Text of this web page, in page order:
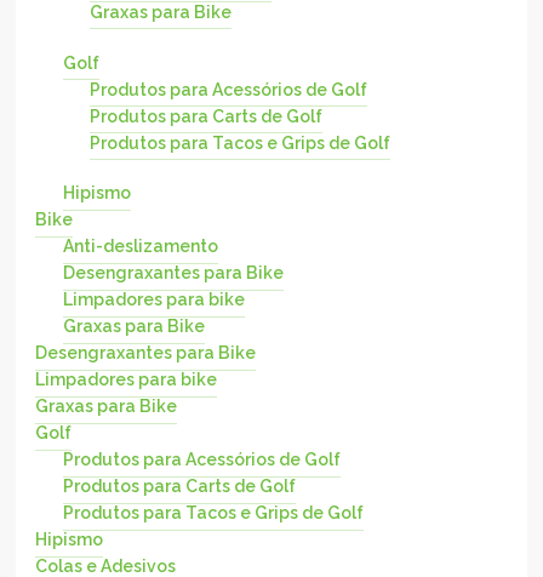
Graxas para Bike
Golf
Produtos para Acessórios de Golf
Produtos para Carts de Golf
Produtos para Tacos e Grips de Golf
Hipismo
Bike
Anti-deslizamento
Desengraxantes para Bike
Limpadores para bike
Graxas para Bike
Desengraxantes para Bike
Limpadores para bike
Graxas para Bike
Golf
Produtos para Acessórios de Golf
Produtos para Carts de Golf
Produtos para Tacos e Grips de Golf
Hipismo
Colas e Adesivos